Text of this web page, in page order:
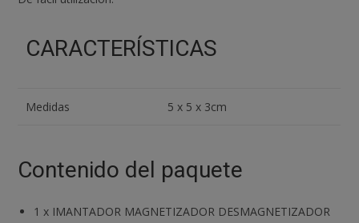
CARACTERÍSTICAS
Medidas 5 x 5 x 3cm
Contenido del paquete
1 x IMANTADOR MAGNETIZADOR DESMAGNETIZADOR